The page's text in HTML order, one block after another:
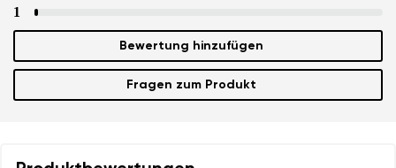
1
Bewertung hinzufügen
Fragen zum Produkt